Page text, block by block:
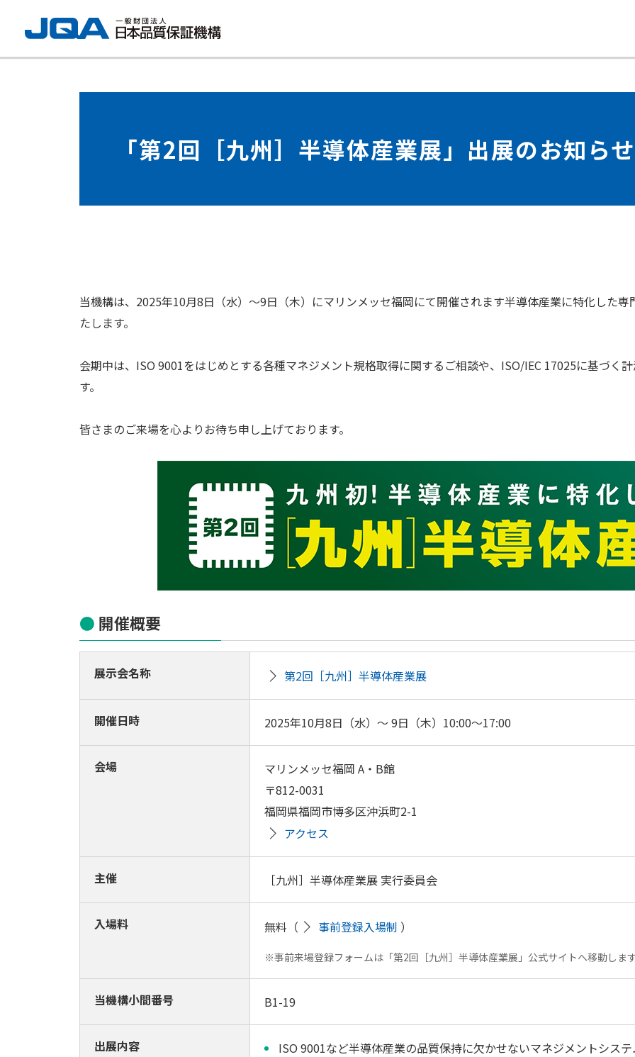
「第2回［九州］半導体産業展」出展のお知らせ
当機構は、2025年10月8日（水）～9日（木）にマリンメッセ福岡にて開催されます半導体産業に特化した
たします。
会期中は、ISO 9001をはじめとする各種マネジメント規格取得に関するご相談や、ISO/IEC 17025に基づく
す。
皆さまのご来場を心よりお待ち申し上げております。
開催概要
展示会名称 第2回［九州］半導体産業展
開催日時 2025年10月8日（水）～ 9日（木）10:00～17:00
会場
マリンメッセ福岡 A・B館
〒812-0031
福岡県福岡市博多区沖浜町2-1
アクセス
主催 ［九州］半導体産業展 実行委員会
入場料 無料（ 事前登録入場制 ）
※事前来場登録フォームは「第2回［九州］半導体産業展」公式サイトへ移動します
当機構小間番号 B1-19
出展内容
ISO 9001など半導体産業の品質保持に欠かせないマネジメントシス